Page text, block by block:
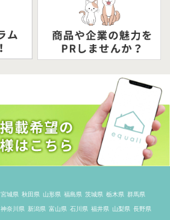
宮城県 秋田県 山形県 福島県 茨城県 栃木県 群馬県
神奈川県 新潟県 富山県 石川県 福井県 山梨県 長野県